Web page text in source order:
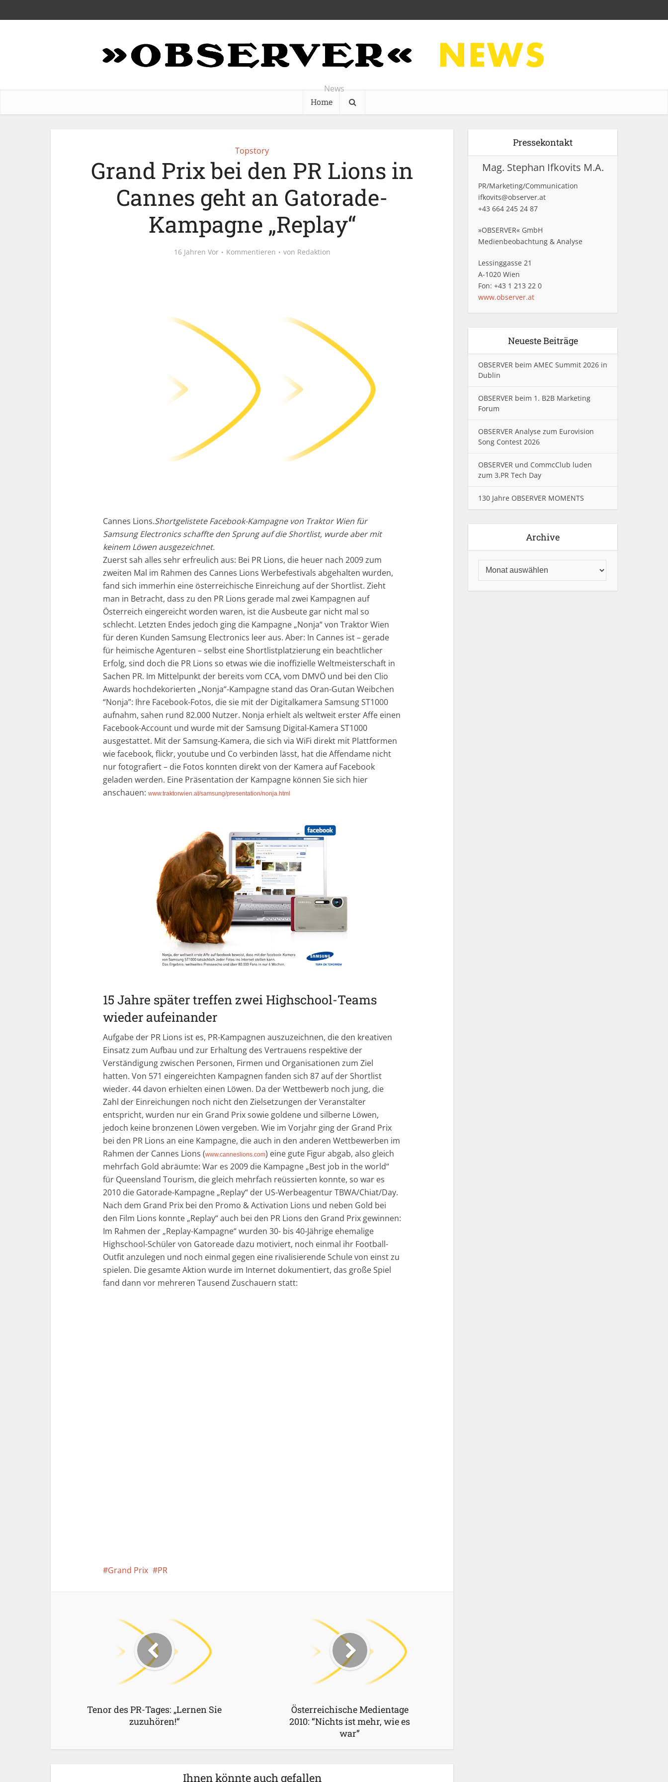
News
Home
Topstory
Grand Prix bei den PR Lions in
Cannes geht an Gatorade-
Kampagne „Replay“
16 Jahren Vor Kommentieren von Redaktion
Cannes Lions.Shortgelistete Facebook-Kampagne von Traktor Wien für
Samsung Electronics schaffte den Sprung auf die Shortlist, wurde aber mit
keinem Löwen ausgezeichnet.
Zuerst sah alles sehr erfreulich aus: Bei PR Lions, die heuer nach 2009 zum
zweiten Mal im Rahmen des Cannes Lions Werbefestivals abgehalten wurden,
fand sich immerhin eine österreichische Einreichung auf der Shortlist. Zieht
man in Betracht, dass zu den PR Lions gerade mal zwei Kampagnen auf
Österreich eingereicht worden waren, ist die Ausbeute gar nicht mal so
schlecht. Letzten Endes jedoch ging die Kampagne „Nonja“ von Traktor Wien
für deren Kunden Samsung Electronics leer aus. Aber: In Cannes ist – gerade
für heimische Agenturen – selbst eine Shortlistplatzierung ein beachtlicher
Erfolg, sind doch die PR Lions so etwas wie die inoffizielle Weltmeisterschaft in
Sachen PR. Im Mittelpunkt der bereits vom CCA, vom DMVÖ und bei den Clio
Awards hochdekorierten „Nonja“-Kampagne stand das Oran-Gutan Weibchen
“Nonja”: Ihre Facebook-Fotos, die sie mit der Digitalkamera Samsung ST1000
aufnahm, sahen rund 82.000 Nutzer. Nonja erhielt als weltweit erster Affe einen
Facebook-Account und wurde mit der Samsung Digital-Kamera ST1000
ausgestattet. Mit der Samsung-Kamera, die sich via WiFi direkt mit Plattformen
wie facebook, flickr, youtube und Co verbinden lässt, hat die Affendame nicht
nur fotografiert – die Fotos konnten direkt von der Kamera auf Facebook
geladen werden. Eine Präsentation der Kampagne können Sie sich hier
anschauen: www.traktorwien.at/samsung/presentation/nonja.html
15 Jahre später treffen zwei Highschool-Teams
wieder aufeinander
Aufgabe der PR Lions ist es, PR-Kampagnen auszuzeichnen, die den kreativen
Einsatz zum Aufbau und zur Erhaltung des Vertrauens respektive der
Verständigung zwischen Personen, Firmen und Organisationen zum Ziel
hatten. Von 571 eingereichten Kampagnen fanden sich 87 auf der Shortlist
wieder. 44 davon erhielten einen Löwen. Da der Wettbewerb noch jung, die
Zahl der Einreichungen noch nicht den Zielsetzungen der Veranstalter
entspricht, wurden nur ein Grand Prix sowie goldene und silberne Löwen,
jedoch keine bronzenen Löwen vergeben. Wie im Vorjahr ging der Grand Prix
bei den PR Lions an eine Kampagne, die auch in den anderen Wettbewerben im
Rahmen der Cannes Lions (www.canneslions.com) eine gute Figur abgab, also gleich
mehrfach Gold abräumte: War es 2009 die Kampagne „Best job in the world“
für Queensland Tourism, die gleich mehrfach reüssierten konnte, so war es
2010 die Gatorade-Kampagne „Replay“ der US-Werbeagentur TBWA/Chiat/Day.
Nach dem Grand Prix bei den Promo & Activation Lions und neben Gold bei
den Film Lions konnte „Replay“ auch bei den PR Lions den Grand Prix gewinnen:
Im Rahmen der „Replay-Kampagne“ wurden 30- bis 40-Jährige ehemalige
Highschool-Schüler von Gatoreade dazu motiviert, noch einmal ihr Football-
Outfit anzulegen und noch einmal gegen eine rivalisierende Schule von einst zu
spielen. Die gesamte Aktion wurde im Internet dokumentiert, das große Spiel
fand dann vor mehreren Tausend Zuschauern statt:
Grand Prix PR
Tenor des PR-Tages: „Lernen Sie
zuzuhören!“
Österreichische Medientage
2010: “Nichts ist mehr, wie es
war”
Ihnen könnte auch gefallen
Pressekontakt
Mag. Stephan Ifkovits M.A.
PR/Marketing/Communication
ifkovits@observer.at
+43 664 245 24 87
»OBSERVER« GmbH
Medienbeobachtung & Analyse
Lessinggasse 21
A-1020 Wien
Fon: +43 1 213 22 0
www.observer.at
Neueste Beiträge
OBSERVER beim AMEC Summit 2026 in
Dublin
OBSERVER beim 1. B2B Marketing
Forum
OBSERVER Analyse zum Eurovision
Song Contest 2026
OBSERVER und CommcClub luden
zum 3.PR Tech Day
130 Jahre OBSERVER MOMENTS
Archive